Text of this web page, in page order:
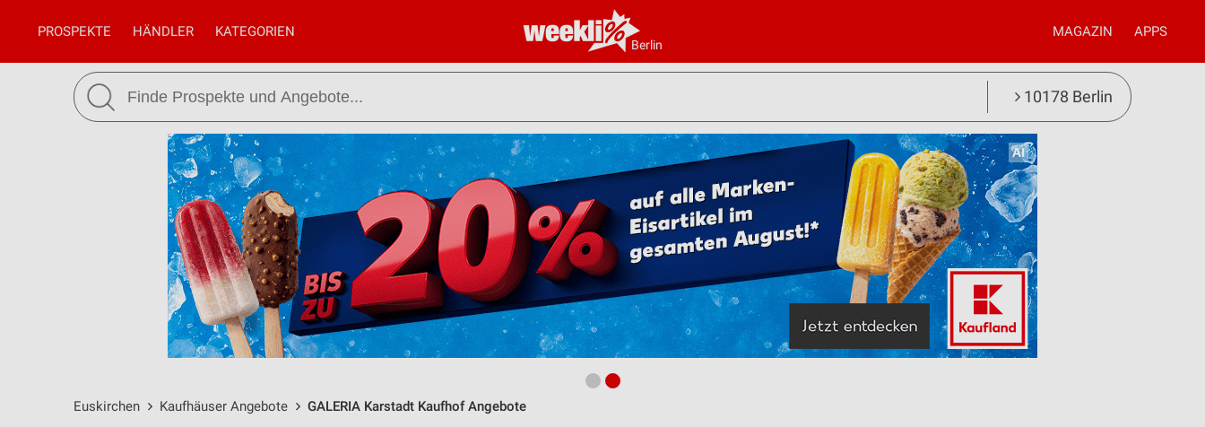
Berlin
PROSPEKTE HÄNDLER KATEGORIEN MAGAZIN APPS
10178 Berlin
Euskirchen Kaufhäuser Angebote GALERIA Karstadt Kaufhof Angebote